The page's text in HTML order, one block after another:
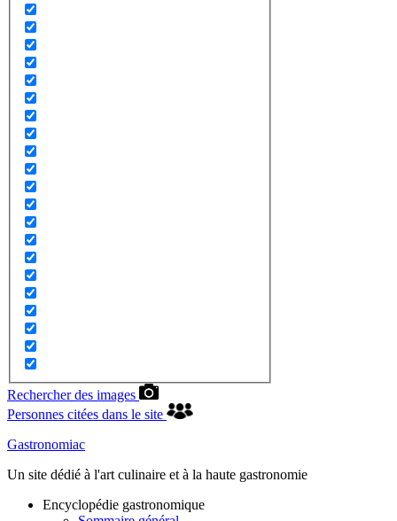
Rechercher des images
Personnes citées dans le site
Gastronomiac
Un site dédié à l'art culinaire et à la haute gastronomie
Encyclopédie gastronomique